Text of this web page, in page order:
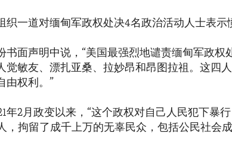
织一道对缅甸军政权处决4名政治活动人士表示
书面声明中说，“美国最强烈地谴责缅甸军政权
觉敏友、漂扎亚桑、拉妙昂和昂图拉祖。这四
由权利。”
年2月政变以来，“这个政权对自己人民犯下暴
，拘留了成千上万的无辜民众，包括公民社会